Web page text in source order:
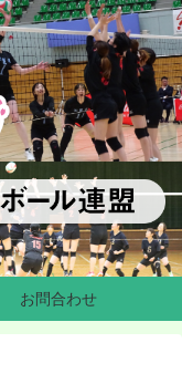
お問合わせ